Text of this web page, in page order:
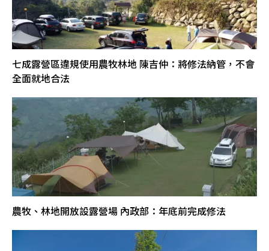
七成露營區違規使用農牧林地 陳吉仲：將修法納管，不會
全面就地合法
農牧、林地開放設露營場 內政部：年底前完成修法